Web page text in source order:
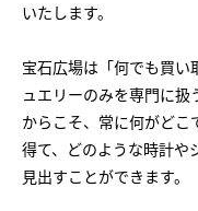
いたします。
宝石広場は「何でも買
ュエリーのみを専門に
からこそ、常に何がどこ
得て、どのような時計や
見出すことができます。